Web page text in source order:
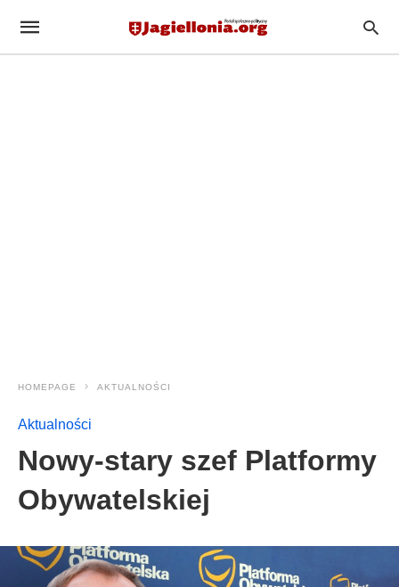
HOMEPAGE AKTUALNOŚCI
Aktualności
Nowy-stary szef Platformy
Obywatelskiej